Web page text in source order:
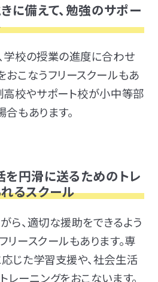
に備えて、勉強のサポー
学校の授業の進度に合わせ
おこなうフリースクールもあ
高校やサポート校が小中等部
もあります。
円滑に送るためのトレ
るスクール
ら、適切な援助をできるよう
リースクールもあります。専
じた学習支援や、社会生活
ーニングをおこないます。